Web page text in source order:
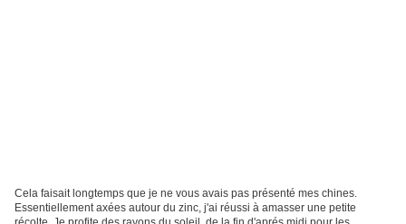
Cela faisait longtemps que je ne vous avais pas présenté mes chines.
Essentiellement axées autour du zinc, j'ai réussi à amasser une petite